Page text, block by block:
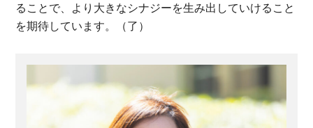
ることで、より大きなシナジーを生み出していけること
を期待しています。（了）